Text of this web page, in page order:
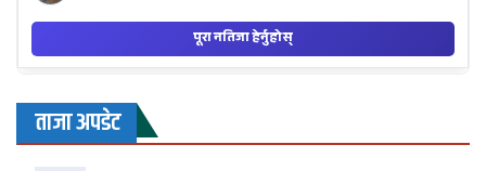
ताजा अपडेट